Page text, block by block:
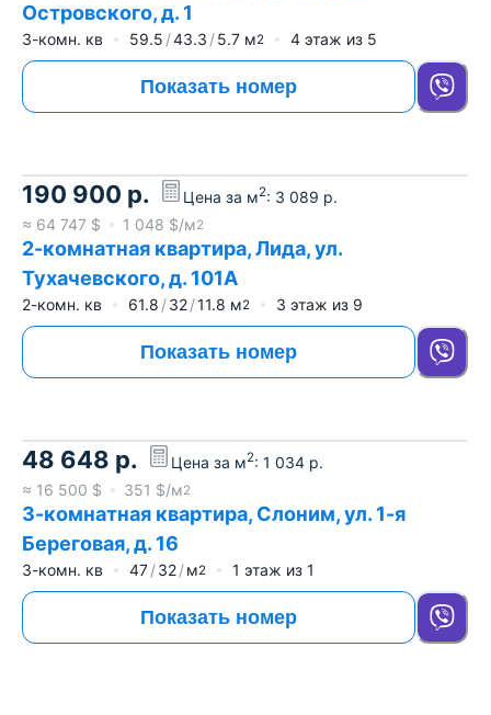
Островского, д. 1
3-комн. кв 59.5 43.3 5.7 м2 4 этаж из 5
Показать номер
190 900 р. Цена за м2: 3 089 р.
≈ 64 747 $ 1 048 $/м2
2-комнатная квартира, Лида, ул.
Тухачевского, д. 101А
2-комн. кв 61.8 32 11.8 м2 3 этаж из 9
Показать номер
48 648 р. Цена за м2: 1 034 р.
≈ 16 500 $ 351 $/м2
3-комнатная квартира, Слоним, ул. 1-я
Береговая, д. 16
3-комн. кв 47 32 м2 1 этаж из 1
Показать номер